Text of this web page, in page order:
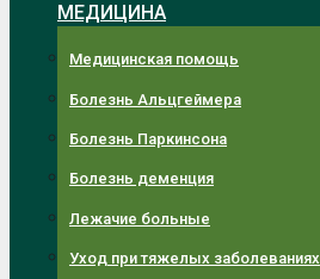
МЕДИЦИНА
Медицинская помощь
Болезнь Альцгеймера
Болезнь Паркинсона
Болезнь деменция
Лежачие больные
Уход при тяжелых заболеваниях